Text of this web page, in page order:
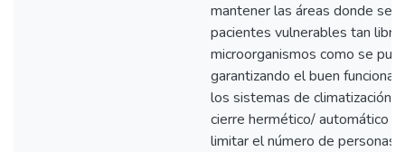
mantener las áreas donde se
pacientes vulnerables tan
microorganismos como se
garantizando el buen
los sistemas de climatización,
cierre hermético/ automático
limitar el número de personas